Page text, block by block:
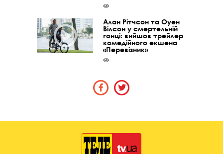
Алан Рітчсон та Оуен
Вілсон у смертельній
гонці: вийшов трейлер
комедійного екшена
«Перевізник»